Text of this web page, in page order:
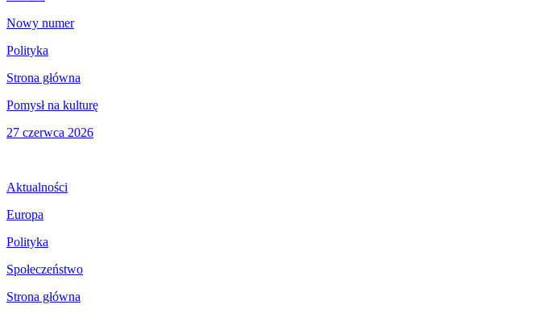
Nowy numer
Polityka
Strona główna
Pomysł na kulturę
27 czerwca 2026
Aktualności
Europa
Polityka
Społeczeństwo
Strona główna